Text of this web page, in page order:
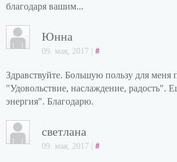
благодаря вашим...
Юнна
09. мая, 2017 | #
Здравствуйте. Большую пользу для меня
"Удовольствие, наслаждение, радость".
энергия". Благодарю.
светлана
09. мая, 2017 | #